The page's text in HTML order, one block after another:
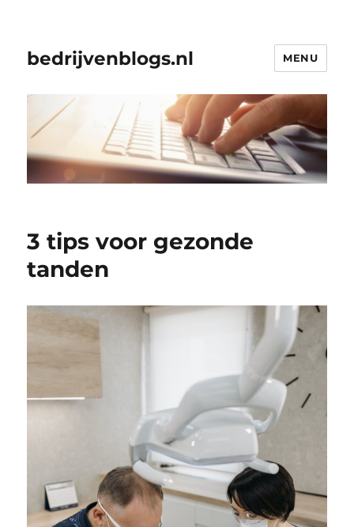
bedrijvenblogs.nl MENU
3 tips voor gezonde
tanden